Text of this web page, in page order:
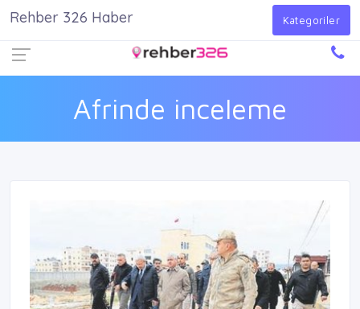
Giriş Yap
Afrinde inceleme
Rehber 326 Haber Kategoriler